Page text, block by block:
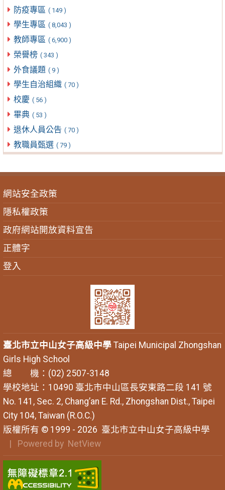
防疫專區 ( 149 )
學生專區 ( 8,043 )
教師專區 ( 6,900 )
榮譽榜 ( 343 )
外食議題 ( 9 )
學生自治組織 ( 70 )
校慶 ( 56 )
畢典 ( 53 )
退休人員公告 ( 70 )
教職員甄選 ( 79 )
網站安全政策
隱私權政策
政府網站開放資料宣告
正體字
登入
臺北市立中山女子高級中學Taipei Municipal Zhongshan
Girls High School
總 機：(02) 2507-3148
學校地址：10490 臺北市中山區長安東路二段 141 號
No. 141, Sec. 2, Chang’an E. Rd., Zhongshan Dist., Taipei
City 104, Taiwan (R.O.C.)
版權所有 © 1999 - 2026 臺北市立中山女子高級中學
| Powered by NetView